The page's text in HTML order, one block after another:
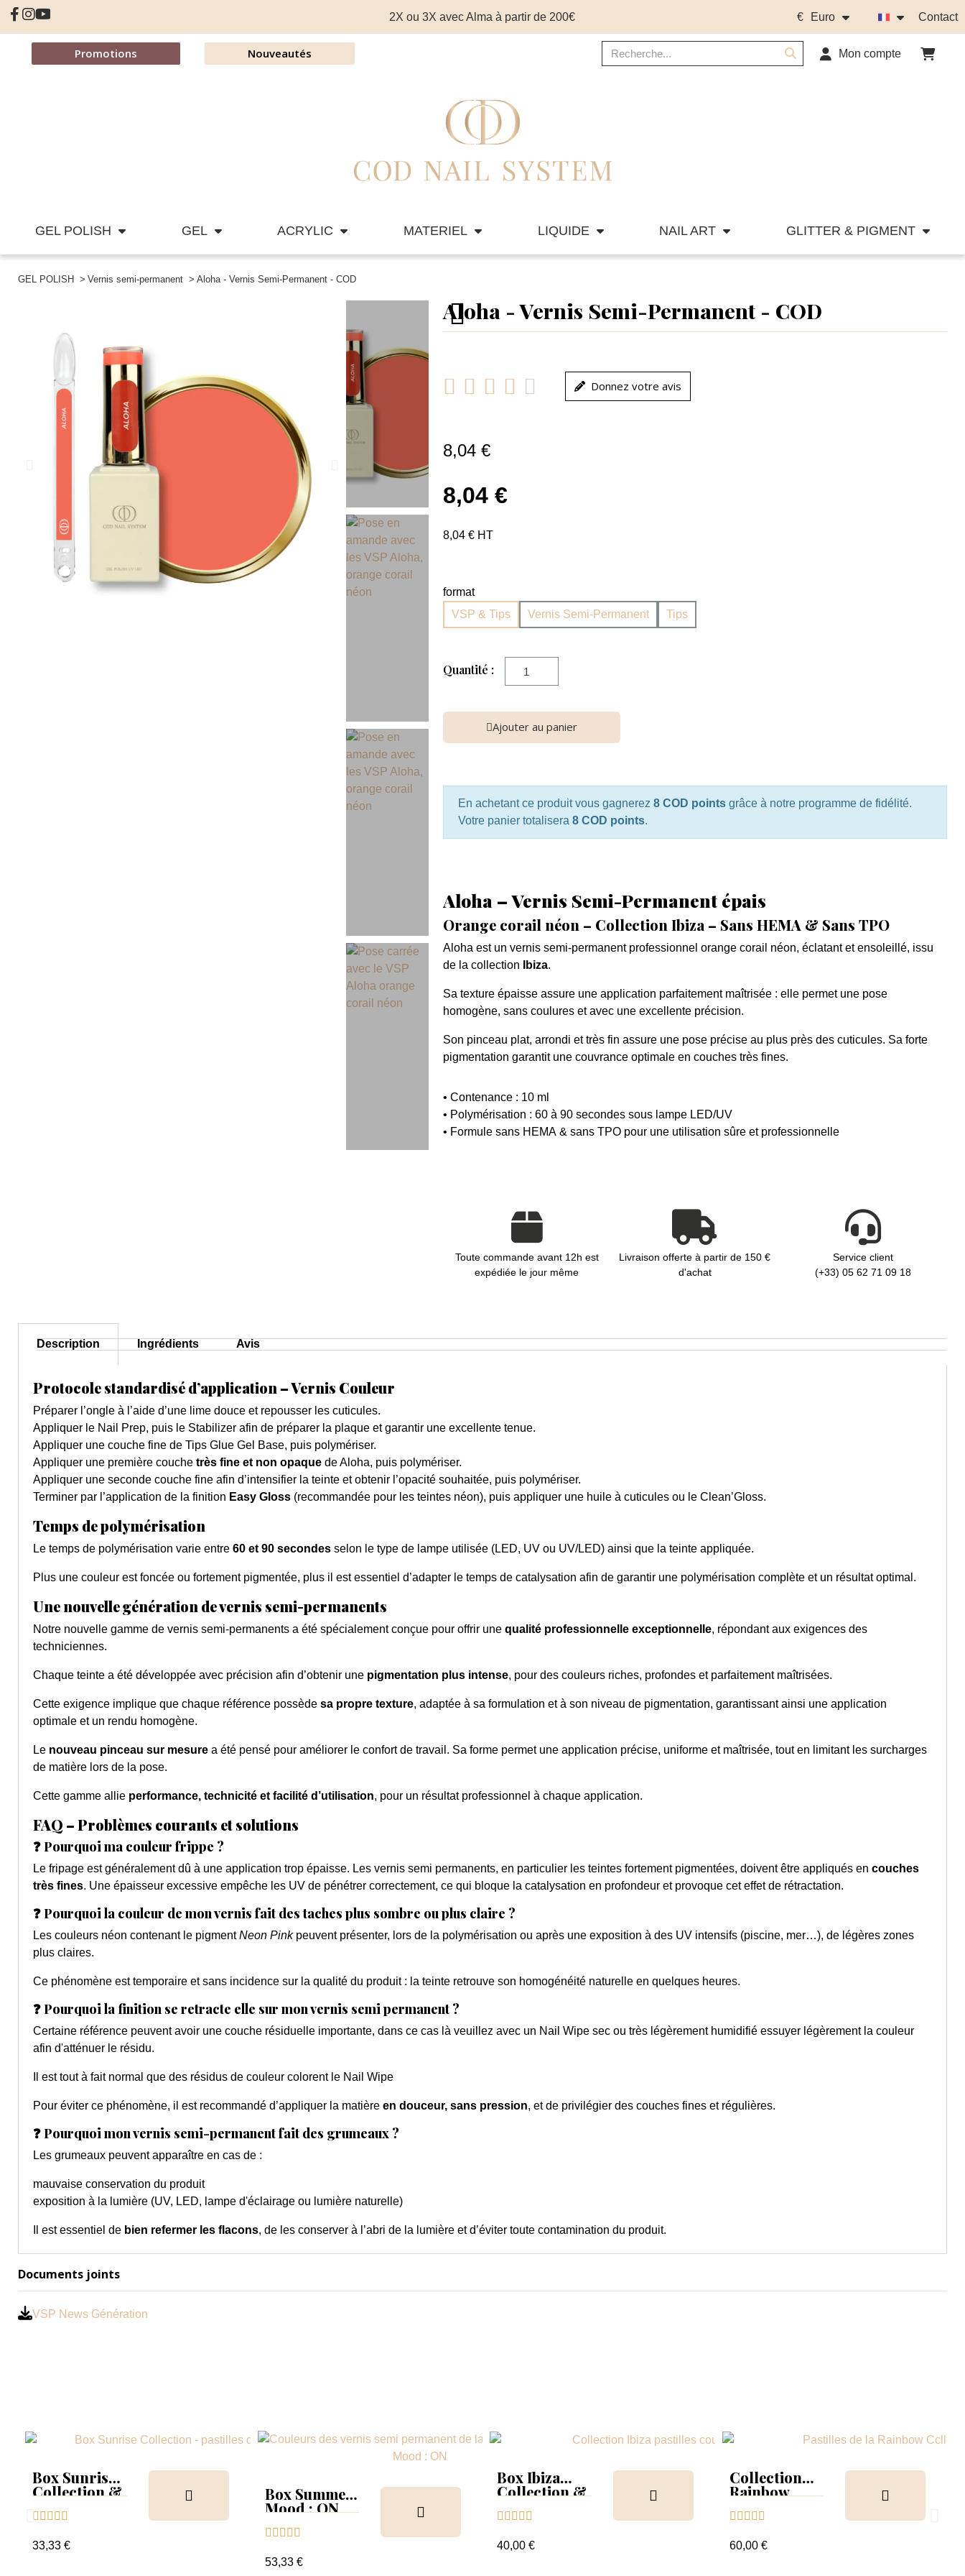
2X ou 3X avec Alma à partir de 200€ € Euro Contact
Promotions Nouveautés Mon compte
GEL POLISH GEL ACRYLIC MATERIEL LIQUIDE NAIL ART GLITTER & PIGMENT
GEL POLISH Vernis semi-permanent Aloha - Vernis Semi-Permanent - COD
Aloha - Vernis Semi-Permanent - COD
     Donnez votre avis
8,04 €
8,04 €
8,04 € HT
format
VSP & Tips
Vernis Semi-Permanent Tips
Quantité :
Ajouter au panier
En achetant ce produit vous gagnerez 8 COD pointsgrâce à notre programme de fidélité.
Votre panier totalisera 8 COD points.
Aloha – Vernis Semi-Permanent épais
Orange corail néon – Collection Ibiza – Sans HEMA & Sans TPO
Aloha est un vernis semi-permanent professionnel orange corail néon, éclatant et ensoleillé, issu
de la collection
Ibiza.
Sa texture épaisse assure une application parfaitement maîtrisée : elle permet une pose
homogène, sans coulures et avec une excellente précision.
Son pinceau plat, arrondi et très fin assure une pose précise au plus près des cuticules. Sa forte
pigmentation garantit une couvrance optimale en couches très fines.
• Contenance : 10 ml
• Polymérisation : 60 à 90 secondes sous lampe LED/UV
• Formule sans HEMA & sans TPO pour une utilisation sûre et professionnelle
Toute commande avant 12h est
expédiée le jour même
Livraison offerte à partir de 150 €
d'achat
Service client
(+33) 05 62 71 09 18
Description Ingrédients Avis
Protocole standardisé d’application – Vernis Couleur
Préparer l’ongle à l’aide d’une lime douce et repousser les cuticules.
Appliquer le Nail Prep, puis le Stabilizer afin de préparer la plaque et garantir une excellente tenue.
Appliquer une couche fine de Tips Glue Gel Base, puis polymériser.
Appliquer une première couche très fine et non opaque de Aloha, puis polymériser.
Appliquer une seconde couche fine afin d’intensifier la teinte et obtenir l’opacité souhaitée, puis polymériser.
Terminer par l’application de la finition Easy Gloss (recommandée pour les teintes néon), puis appliquer une huile à cuticules ou le Clean’Gloss.
Temps de polymérisation
Le temps de polymérisation varie entre 60 et 90 secondes selon le type de lampe utilisée (LED, UV ou UV/LED) ainsi que la teinte appliquée.
Plus une couleur est foncée ou fortement pigmentée, plus il est essentiel d’adapter le temps de catalysation afin de garantir une polymérisation complète et un résultat optimal.
Une nouvelle génération de vernis semi-permanents
Notre nouvelle gamme de vernis semi-permanents a été spécialement conçue pour offrir une qualité professionnelle exceptionnelle, répondant aux exigences des
techniciennes.
Chaque teinte a été développée avec précision afin d’obtenir une pigmentation plus intense, pour des couleurs riches, profondes et parfaitement maîtrisées.
Cette exigence implique que chaque référence possède sa propre texture, adaptée à sa formulation et à son niveau de pigmentation, garantissant ainsi une application
optimale et un rendu homogène.
Le nouveau pinceau sur mesure a été pensé pour améliorer le confort de travail. Sa forme permet une application précise, uniforme et maîtrisée, tout en limitant les surcharges
de matière lors de la pose.
Cette gamme allie performance, technicité et facilité d’utilisation, pour un résultat professionnel à chaque application.
FAQ – Problèmes courants et solutions
❓ Pourquoi ma couleur frippe ?
Le fripage est généralement dû à une application trop épaisse. Les vernis semi permanents, en particulier les teintes fortement pigmentées, doivent être appliqués en couches
très fines. Une épaisseur excessive empêche les UV de pénétrer correctement, ce qui bloque la catalysation en profondeur et provoque cet effet de rétractation.
❓ Pourquoi la couleur de mon vernis fait des taches plus sombre ou plus claire ?
Les couleurs néon contenant le pigmentNeon Pinkpeuvent présenter, lors de la polymérisation ou après une exposition à des UV intensifs (piscine, mer…), de légères zones
plus claires.
Ce phénomène est temporaire et sans incidence sur la qualité du produit : la teinte retrouve son homogénéité naturelle en quelques heures.
❓ Pourquoi la finition se retracte elle sur mon vernis semi permanent ?
Certaine référence peuvent avoir une couche résiduelle importante, dans ce cas là veuillez avec un Nail Wipe sec ou très légèrement humidifié essuyer légèrement la couleur
afin d'atténuer le résidu.
Il est tout à fait normal que des résidus de couleur colorent le Nail Wipe
Pour éviter ce phénomène, il est recommandé d’appliquer la matière en douceur, sans pression, et de privilégier des couches fines et régulières.
❓ Pourquoi mon vernis semi-permanent fait des grumeaux ?
Les grumeaux peuvent apparaître en cas de :
mauvaise conservation du produit
exposition à la lumière (UV, LED, lampe d'éclairage ou lumière naturelle)
Il est essentiel de bien refermer les flacons, de les conserver à l’abri de la lumière et d’éviter toute contamination du produit.
Documents joints
VSP News Génération
Box Sunrise
Collection &
    
33,33 €
Box Summer
Mood : ON
Collection &
Tips+nuancier
    
53,33 €
Box Ibiza
Collection &
    
40,00 €
Collection
Rainbow
nuancier
    
60,00 €